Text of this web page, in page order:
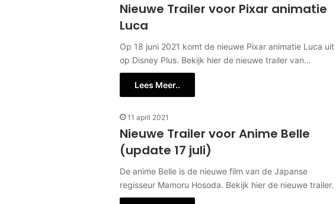
Nieuwe Trailer voor Pixar animatie
Luca
Op 18 juni 2021 komt de nieuwe Pixar animatie Luca uit
op Disney Plus. Bekijk hier de nieuwe trailer van…
Lees Meer..
11 april 2021
Nieuwe Trailer voor Anime Belle
(update 17 juli)
De anime Belle is de nieuwe film van de Japanse
regisseur Mamoru Hosoda. Bekijk hier de nieuwe trailer.